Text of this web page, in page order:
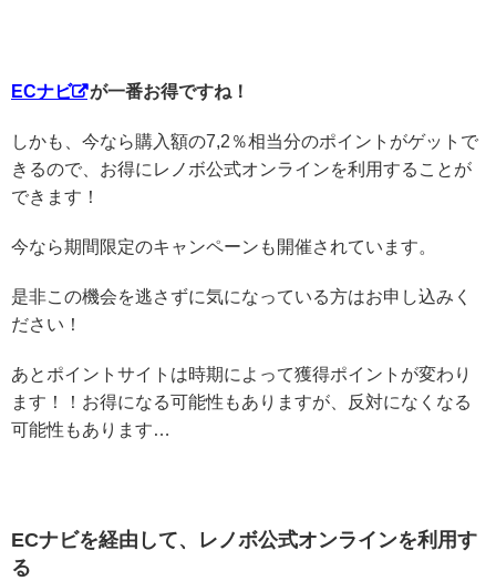
ECナビ が一番お得ですね！
しかも、今なら購入額の7,2％相当分のポイントがゲットで
きるので、お得にレノボ公式オンラインを利用することが
できます！
今なら期間限定のキャンペーンも開催されています。
是非この機会を逃さずに気になっている方はお申し込みく
ださい！
あとポイントサイトは時期によって獲得ポイントが変わり
ます！！お得になる可能性もありますが、反対になくなる
可能性もあります…
ECナビを経由して、レノボ公式オンラインを利用す
る